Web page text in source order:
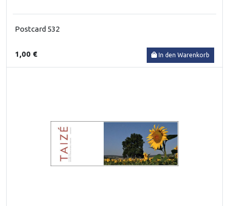
Postcard 532
1,00 € In den Warenkorb